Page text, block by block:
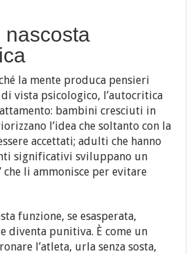
nascosta
la mente produca pensieri
vista psicologico, l’autocritica
bambini cresciuti in
l’idea che soltanto con la
accettati; adulti che hanno
significativi sviluppano un
che li ammonisce per evitare
funzione, se esasperata,
diventa punitiva. È come un
l’atleta, urla senza sosta,